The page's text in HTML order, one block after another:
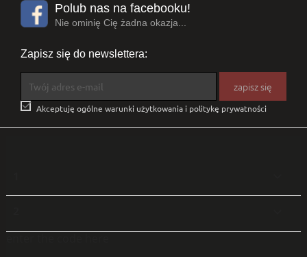
Polub nas na facebooku!
Nie ominię Cię żadna okazja...
Zapisz się do newslettera:
 Akceptuję ogólne warunki użytkowania i politykę prywatności